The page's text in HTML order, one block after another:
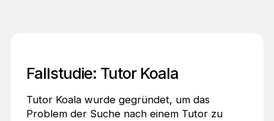
Fallstudie: Tutor Koala
Tutor Koala wurde gegründet, um das
Problem der Suche nach einem Tutor zu